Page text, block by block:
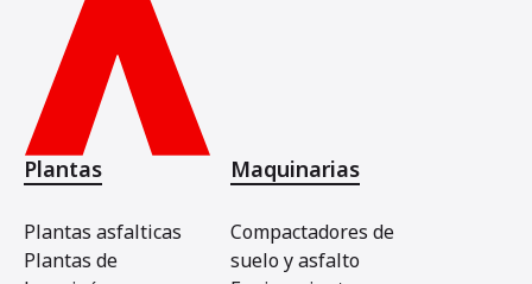
Plantas
Plantas asfalticas
Plantas de
Maquinarias
Compactadores de
suelo y asfalto